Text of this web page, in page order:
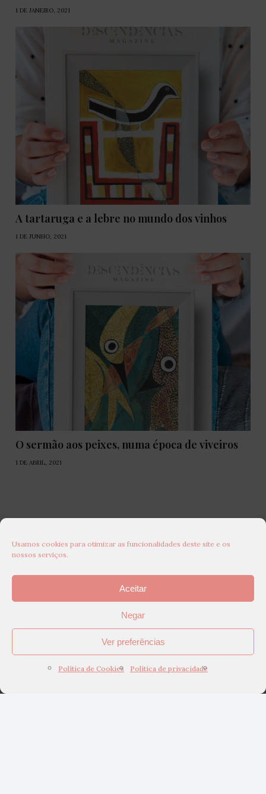
Usamos cookies para otimizar as funcionalidades deste site e os
nossos serviços.
Aceitar
Negar
Ver preferências
Política de Cookies Política de privacidade
1 DE JANEIRO, 2021
A tartaruga e a lebre no mundo dos vinhos
1 DE JUNHO, 2021
O sermão aos peixes, numa época de viveiros
1 DE ABRIL, 2021